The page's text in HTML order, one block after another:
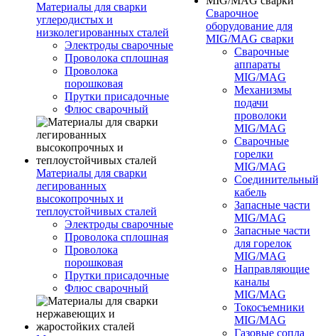
Материалы для сварки
углеродистых и
низколегированных сталей
Электроды сварочные
Проволока сплошная
Проволока
порошковая
Прутки присадочные
Флюс сварочный
Материалы для сварки
легированных
высокопрочных и
теплоустойчивых сталей
Электроды сварочные
Проволока сплошная
Проволока
порошковая
Прутки присадочные
Флюс сварочный
Сварочное
оборудование для
MIG/MAG сварки
Сварочные
аппараты
MIG/MAG
Механизмы
подачи
проволоки
MIG/MAG
Сварочные
горелки
MIG/MAG
Соединительный
кабель
Запасные части
MIG/MAG
Запасные части
для горелок
MIG/MAG
Направляющие
каналы
MIG/MAG
Токосъемники
MIG/MAG
Газовые сопла